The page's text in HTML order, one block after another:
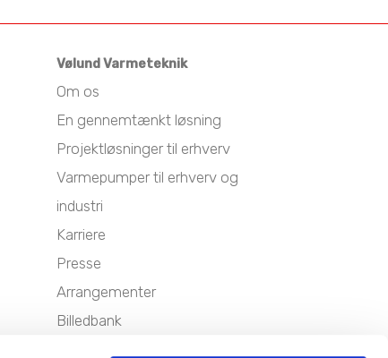
Vølund Varmeteknik
Om os
En gennemtænkt løsning
Projektløsninger til erhverv
Varmepumper til erhverv og
industri
Karriere
Presse
Arrangementer
Billedbank